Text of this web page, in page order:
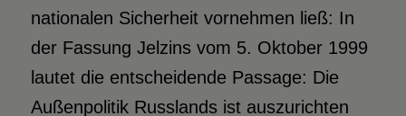
nationalen Sicherheit vornehmen ließ: In
der Fassung Jelzins vom 5. Oktober 1999
lautet die entscheidende Passage: Die
Außenpolitik Russlands ist auszurichten